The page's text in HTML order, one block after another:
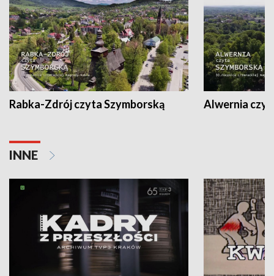
Rabka-Zdrój czyta Szymborską Alwernia
INNE